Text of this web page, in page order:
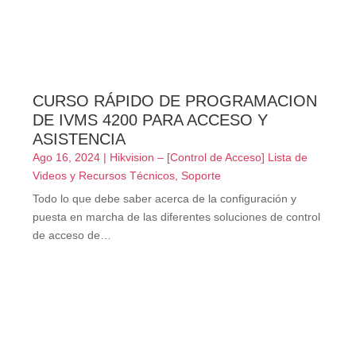
CURSO RÁPIDO DE PROGRAMACION
DE IVMS 4200 PARA ACCESO Y
ASISTENCIA
Ago 16, 2024 | Hikvision – [Control de Acceso] Lista de
Videos y Recursos Técnicos, Soporte
Todo lo que debe saber acerca de la configuración y
puesta en marcha de las diferentes soluciones de control
de acceso de…